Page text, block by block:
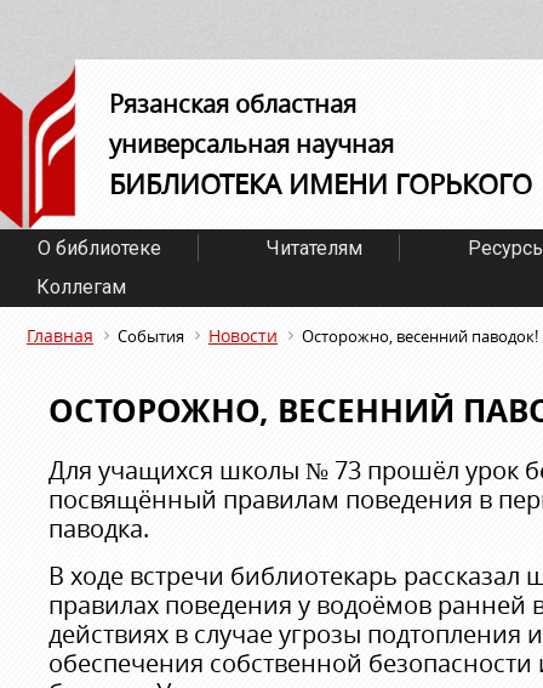
Рязанская областная
универсальная научная
БИБЛИОТЕКА ИМЕНИ ГОРЬКОГО
О библиотеке Читателям
Коллегам
Главная События Новости Осторожно, весенний паводок!
ОСТОРОЖНО, ВЕСЕННИЙ
Для учащихся школы № 73 прошёл урок
посвящённый правилам поведения в
паводка.
В ходе встречи библиотекарь рассказал
правилах поведения у водоёмов ранней
действиях в случае угрозы подтопления
обеспечения собственной безопасности